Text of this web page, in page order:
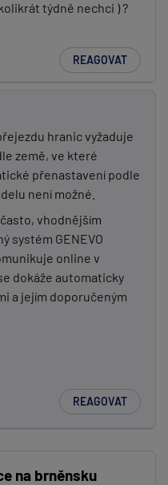
týdně nechci ) ?
REAGOVAT
hranic vyžaduje
země, ve které
přenastavení podle
není možné.
vhodnějším
systém GENEVO
online v
dokáže automaticky
a jejím doporučeným
REAGOVAT
na brněnsku